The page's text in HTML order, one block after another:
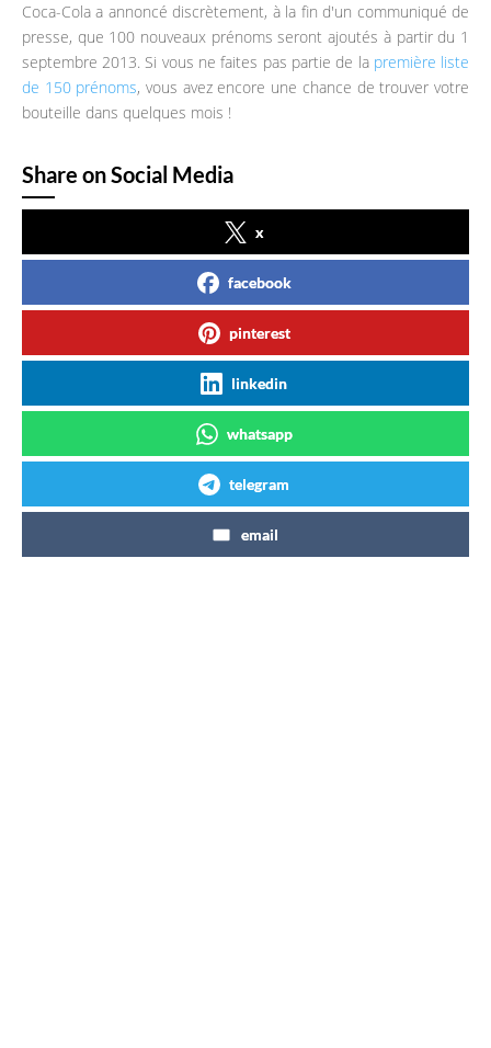
Coca-Cola a annoncé discrètement, à la fin d'un communiqué de
presse, que 100 nouveaux prénoms seront ajoutés à partir du 1
septembre 2013. Si vous ne faites pas partie de la première liste
de 150 prénoms, vous avez encore une chance de trouver votre
bouteille dans quelques mois !
Share on Social Media
x
facebook
pinterest
linkedin
whatsapp
telegram
email